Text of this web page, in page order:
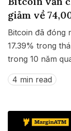
giảm về
Bitcoin đã đóng
17.39% trong
trong 10 năm
vẫn chưa chạm
74,000 USD.
4 min read